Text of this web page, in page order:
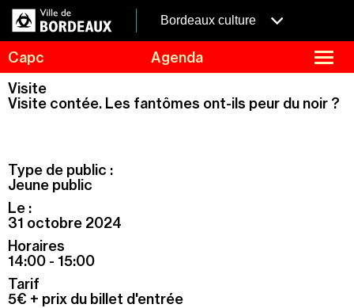
Aller
contenu
principal
menubordeaux
Bordeaux culture
Capc Agenda
fermer
le
menu
Menu
de
Agenda
Expositions
Collection
Le Capc
Mécénat et privatisation
Infos pratiques
Visite
Visite contée. Les fantômes ont-ils peur du noir ?
Type de public :
Jeune public
Le :
31 octobre 2024
Horaires
14:00 - 15:00
Tarif
5€ + prix du billet d'entrée
Panneau de gestion des cookies